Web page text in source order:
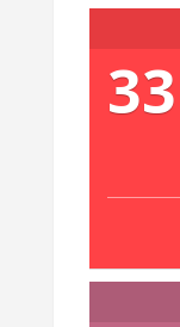
33